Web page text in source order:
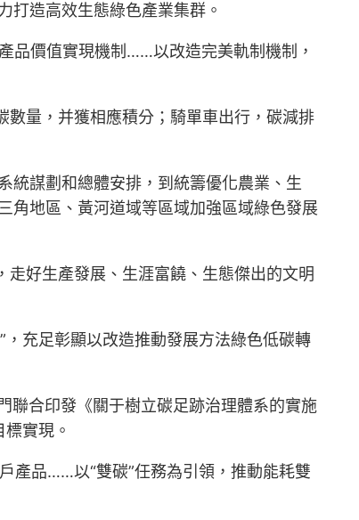
打造高效生態綠色產業集群。
品價值實現機制……以改造完美軌制機制，
數量，并獲相應積分；騎單車出行，碳減排
統謀劃和總體安排，到統籌優化農業、生
角地區、黃河道域等區域加強區域綠色發展
好生產發展、生涯富饒、生態傑出的文明
，充足彰顯以改造推動發展方法綠色低碳轉
聯合印發《關于樹立碳足跡治理體系的實施
實現。
產品……以“雙碳”任務為引領，推動能耗雙